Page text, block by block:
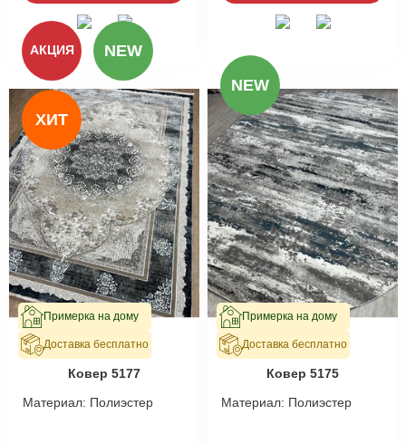
АКЦИЯ NEW
ХИТ
Примерка на дому
Доставка бесплатно
В наличии
Ковер 5177
Материал: Полиэстер
NEW
Примерка на дому
Доставка бесплатно
В наличии
Ковер 5175
Материал: Полиэстер